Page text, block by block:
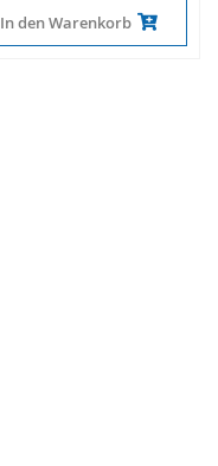
In den Warenkorb